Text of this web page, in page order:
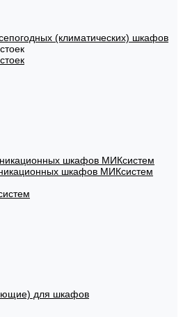
(климатических) шкафов
шкафов МИКсистем
шкафов МИКсистем
для шкафов